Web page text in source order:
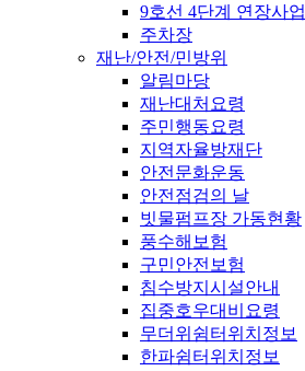
9호선 4단계 연장사업
주차장
재난/안전/민방위
알림마당
재난대처요령
주민행동요령
지역자율방재단
안전문화운동
안전점검의 날
빗물펌프장 가동현황
풍수해보험
구민안전보험
침수방지시설안내
집중호우대비요령
무더위쉼터위치정보
한파쉼터위치정보